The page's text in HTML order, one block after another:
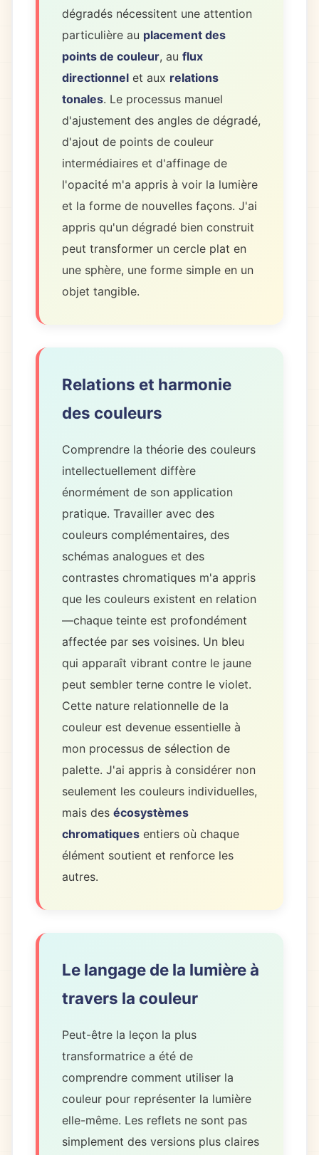
dégradés nécessitent une attention
particulière au placement des
points de couleur, au flux
directionnel et aux relations
tonales. Le processus manuel
d'ajustement des angles de dégradé,
d'ajout de points de couleur
intermédiaires et d'affinage de
l'opacité m'a appris à voir la lumière
et la forme de nouvelles façons. J'ai
appris qu'un dégradé bien construit
peut transformer un cercle plat en
une sphère, une forme simple en un
objet tangible.
Relations et harmonie
des couleurs
Comprendre la théorie des couleurs
intellectuellement diffère
énormément de son application
pratique. Travailler avec des
couleurs complémentaires, des
schémas analogues et des
contrastes chromatiques m'a appris
que les couleurs existent en relation
—chaque teinte est profondément
affectée par ses voisines. Un bleu
qui apparaît vibrant contre le jaune
peut sembler terne contre le violet.
Cette nature relationnelle de la
couleur est devenue essentielle à
mon processus de sélection de
palette. J'ai appris à considérer non
seulement les couleurs individuelles,
mais des écosystèmes
chromatiques entiers où chaque
élément soutient et renforce les
autres.
Le langage de la lumière à
travers la couleur
Peut-être la leçon la plus
transformatrice a été de
comprendre comment utiliser la
couleur pour représenter la lumière
elle-même. Les reflets ne sont pas
simplement des versions plus claires